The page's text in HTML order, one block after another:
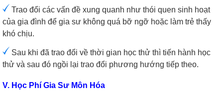
Trao đổi các vấn đề xung quanh như thói quen sinh hoạt
của gia đình để gia sư không quá bỡ ngỡ hoặc làm trẻ thấy
khó chịu.
Sau khi đã trao đổi về thời gian học thử thì tiến hành học
thử và sau đó ngồi lại trao đổi phương hướng tiếp theo.
V. Học Phí Gia Sư Môn Hóa